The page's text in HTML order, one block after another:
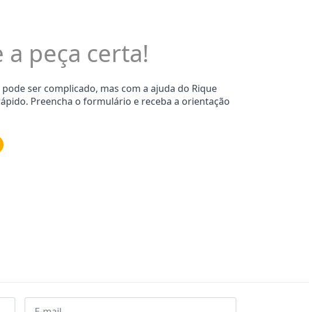
a peça certa!
ser complicado, mas com a ajuda do Rique
Preencha o formulário e receba a orientação
Email